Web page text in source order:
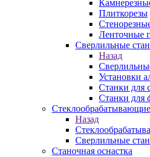
Плиткорезы
Ленточные
Сверлильные
Назад
Установки
Станки для
Станки для
Назад
Сверлильные
Станочная оснастка